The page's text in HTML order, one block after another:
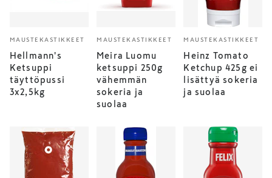
MAUSTEKASTIKKEET
Hellmann's
Ketsuppi
täyttöpussi
3x2,5kg
MAUSTEKASTIKKEET
Meira Luomu
ketsuppi 250g
vähemmän
sokeria ja
suolaa
MAUSTEKASTIKKEET
Heinz Tomato
Ketchup 425g ei
lisättyä sokeria
ja suolaa